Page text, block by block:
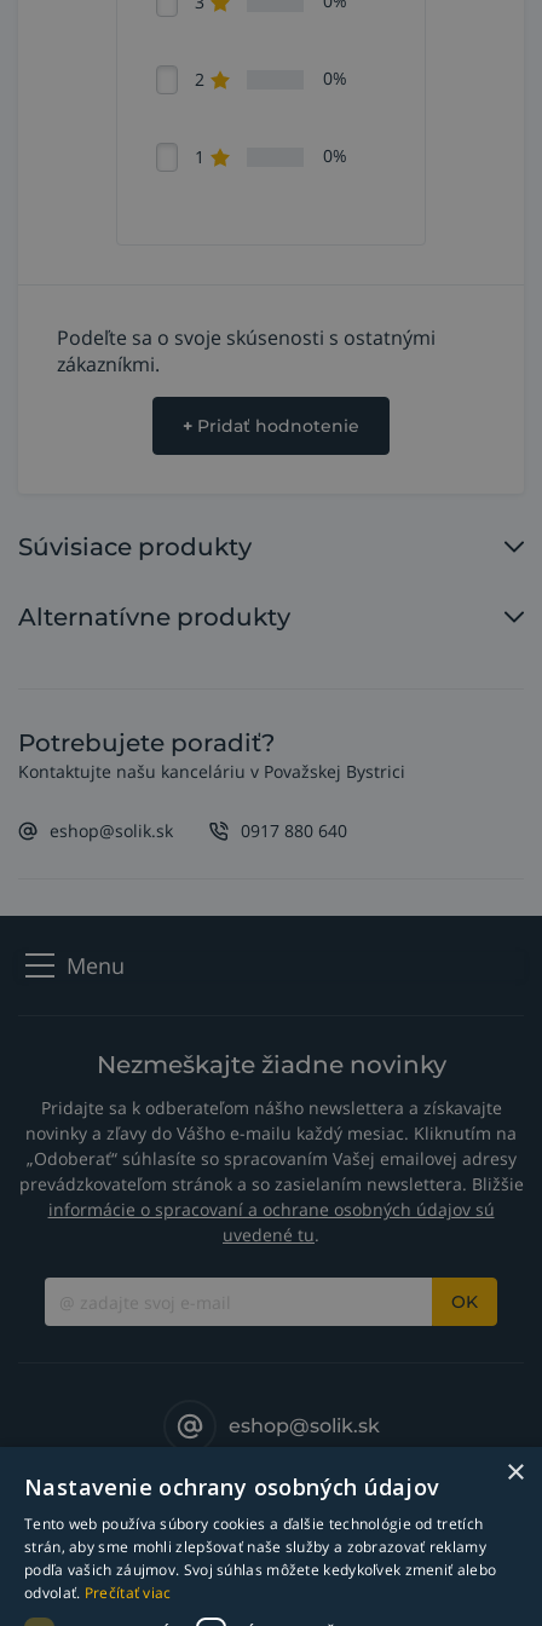
spracovanie a leptanie kovov,
2 0%
1 0%
Podeľte sa o svoje skúsenosti s ostatnými
zákazníkmi.
+ Pridať hodnotenie
Súvisiace produkty
Alternatívne produkty
Potrebujete poradiť?
Kontaktujte našu kanceláriu v Považskej Bystrici
eshop@solik.sk 0917 880 640
Menu
Nezmeškajte žiadne novinky
Pridajte sa k odberateľom nášho newslettera a získavajte
novinky a zľavy do Vášho e-mailu každý mesiac. Kliknutím na
„Odoberať“ súhlasíte so spracovaním Vašej emailovej adresy
prevádzkovateľom stránok a so zasielaním newslettera. Bližšie
informácie o spracovaní a ochrane osobných údajov sú
uvedené tu.
OK
eshop@solik.sk
×
Nastavenie ochrany osobných údajov
Tento web používa súbory cookies a ďalšie technológie od tretích
strán, aby sme mohli zlepšovať naše služby a zobrazovať reklamy
podľa vašich záujmov. Svoj súhlas môžete kedykoľvek zmeniť alebo
odvolať. Prečítať viac